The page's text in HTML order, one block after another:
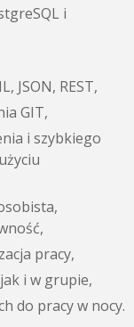
i
JSON, REST,
GIT,
i szybkiego
pracy,
i w grupie,
do pracy w nocy.